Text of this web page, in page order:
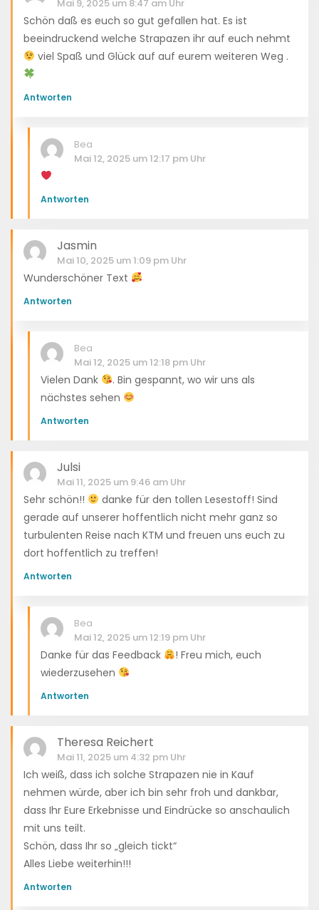
Mai 9, 2025 um 8:47 am Uhr
Schön daß es euch so gut gefallen hat. Es ist
beeindruckend welche Strapazen ihr auf euch nehmt
viel Spaß und Glück auf auf eurem weiteren Weg .
Antworten
Bea
Mai 12, 2025 um 12:17 pm Uhr
Antworten
Jasmin
Mai 10, 2025 um 1:09 pm Uhr
Wunderschöner Text
Antworten
Bea
Mai 12, 2025 um 12:18 pm Uhr
Vielen Dank
. Bin gespannt, wo wir uns als
nächstes sehen
Antworten
Julsi
Mai 11, 2025 um 9:46 am Uhr
Sehr schön!!
danke für den tollen Lesestoff! Sind
gerade auf unserer hoffentlich nicht mehr ganz so
turbulenten Reise nach KTM und freuen uns euch zu
dort hoffentlich zu treffen!
Antworten
Bea
Mai 12, 2025 um 12:19 pm Uhr
Danke für das Feedback
! Freu mich, euch
wiederzusehen
Antworten
Theresa Reichert
Mai 11, 2025 um 4:32 pm Uhr
Ich weiß, dass ich solche Strapazen nie in Kauf
nehmen würde, aber ich bin sehr froh und dankbar,
dass Ihr Eure Erkebnisse und Eindrücke so anschaulich
mit uns teilt.
Schön, dass Ihr so „gleich tickt“
Alles Liebe weiterhin!!!
Antworten